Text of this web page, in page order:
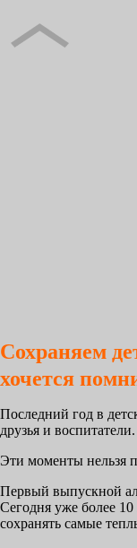
Сохраняем
хочется
Последний год в
друзья и воспитатели.
Эти моменты нельзя
Первый выпускной
Сегодня уже более
сохранять самые